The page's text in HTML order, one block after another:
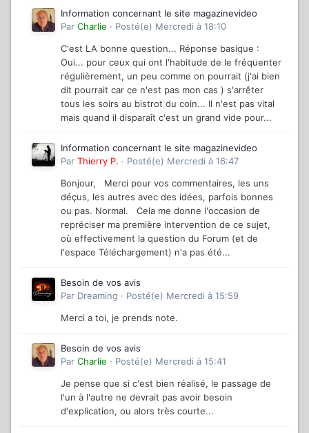
Information concernant le site magazinevideo
Par Charlie · Posté(e) Mercredi à 18:10
C'est LA bonne question... Réponse basique :
Oui... pour ceux qui ont l'habitude de le fréquenter
régulièrement, un peu comme on pourrait (j'ai bien
dit pourrait car ce n'est pas mon cas ) s'arrêter
tous les soirs au bistrot du coin... Il n'est pas vital
mais quand il disparaît c'est un grand vide pour...
Information concernant le site magazinevideo
Par Thierry P. · Posté(e) Mercredi à 16:47
Bonjour, Merci pour vos commentaires, les uns
déçus, les autres avec des idées, parfois bonnes
ou pas. Normal. Cela me donne l'occasion de
repréciser ma première intervention de ce sujet,
où effectivement la question du Forum (et de
l'espace Téléchargement) n'a pas été...
Besoin de vos avis
Par Dreaming · Posté(e) Mercredi à 15:59
Merci a toi, je prends note.
Besoin de vos avis
Par Charlie · Posté(e) Mercredi à 15:41
Je pense que si c'est bien réalisé, le passage de
l'un à l'autre ne devrait pas avoir besoin
d'explication, ou alors très courte...